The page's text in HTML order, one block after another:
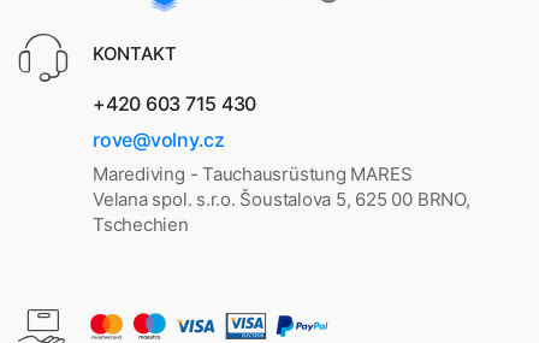
KONTAKT
+420 603 715 430
rove@volny.cz
Marediving - Tauchausrüstung MARES
Velana spol. s.r.o. Šoustalova 5, 625 00 BRNO,
Tschechien